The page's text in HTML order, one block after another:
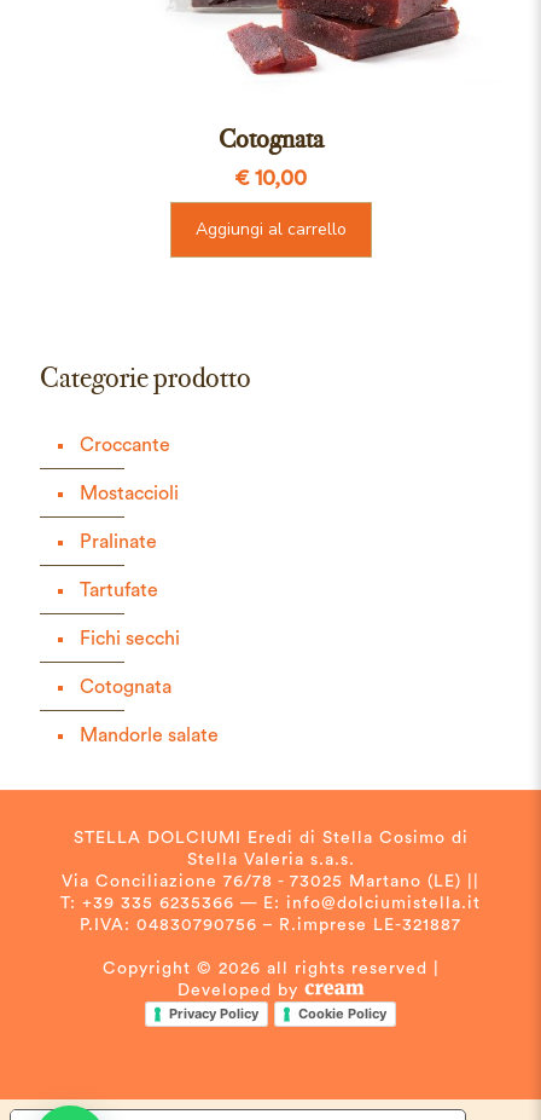
Cotognata
€10,00
Aggiungi al carrello
Categorie prodotto
Croccante
Mostaccioli
Pralinate
Tartufate
Fichi secchi
Cotognata
Mandorle salate
STELLA DOLCIUMI Eredi di Stella Cosimo di
Stella Valeria s.a.s.
Via Conciliazione 76/78 - 73025 Martano (LE) ||
T: +39 335 6235366 — E: info@dolciumistella.it
P.IVA: 04830790756 – R.imprese LE-321887
Copyright © 2026 all rights reserved |
Developed by
Privacy Policy
Cookie Policy